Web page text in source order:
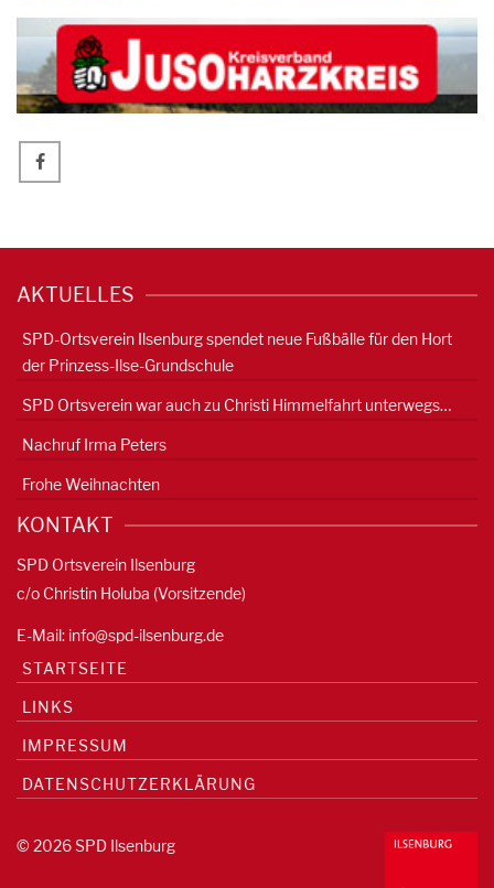
AKTUELLES
SPD-Ortsverein Ilsenburg spendet neue Fußbälle für den Hort
der Prinzess-Ilse-Grundschule
SPD Ortsverein war auch zu Christi Himmelfahrt unterwegs…
Nachruf Irma Peters
Frohe Weihnachten
KONTAKT
SPD Ortsverein Ilsenburg
c/o Christin Holuba (Vorsitzende)
E-Mail: info@spd-ilsenburg.de
STARTSEITE
LINKS
IMPRESSUM
DATENSCHUTZERKLÄRUNG
© 2026 SPD Ilsenburg